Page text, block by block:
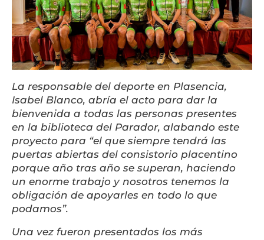
La responsable del deporte en Plasencia,
Isabel Blanco, abría el acto para dar la
bienvenida a todas las personas presentes
en la biblioteca del Parador, alabando este
proyecto para “el que siempre tendrá las
puertas abiertas del consistorio placentino
porque año tras año se superan, haciendo
un enorme trabajo y nosotros tenemos la
obligación de apoyarles en todo lo que
podamos”.
Una vez fueron presentados los más